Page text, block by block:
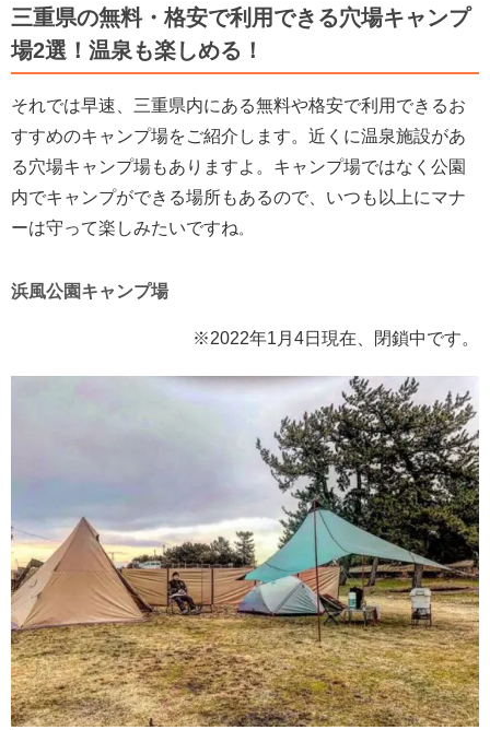
三重県の無料・格安で利用できる穴場キャンプ
場2選！温泉も楽しめる！
それでは早速、三重県内にある無料や格安で利用できるお
すすめのキャンプ場をご紹介します。近くに温泉施設があ
る穴場キャンプ場もありますよ。キャンプ場ではなく公園
内でキャンプができる場所もあるので、いつも以上にマナ
ーは守って楽しみたいですね 。
浜風公園キャンプ場
※2022年1月4日現在、閉鎖中です。